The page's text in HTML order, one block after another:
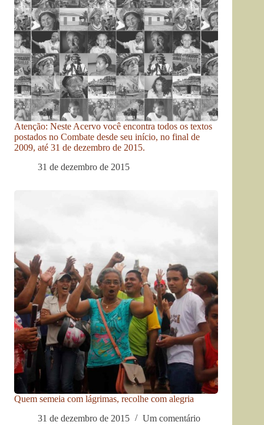
Atenção: Neste Acervo você encontra todos os textos
postados no Combate desde seu início, no final de
2009, até 31 de dezembro de 2015.
31 de dezembro de 2015
Quem semeia com lágrimas, recolhe com alegria
31 de dezembro de 2015
Um comentário